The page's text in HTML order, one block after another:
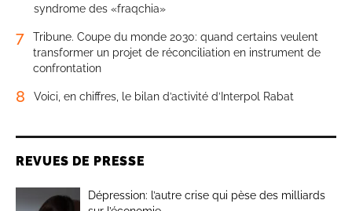
syndrome des «fraqchia»
7
Tribune. Coupe du monde 2030: quand certains veulent
transformer un projet de réconciliation en instrument de
confrontation
8 Voici, en chiffres, le bilan d’activité d’Interpol Rabat
REVUES DE PRESSE
Dépression: l’autre crise qui pèse des milliards